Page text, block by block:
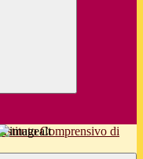
Istituto Comprensivo di